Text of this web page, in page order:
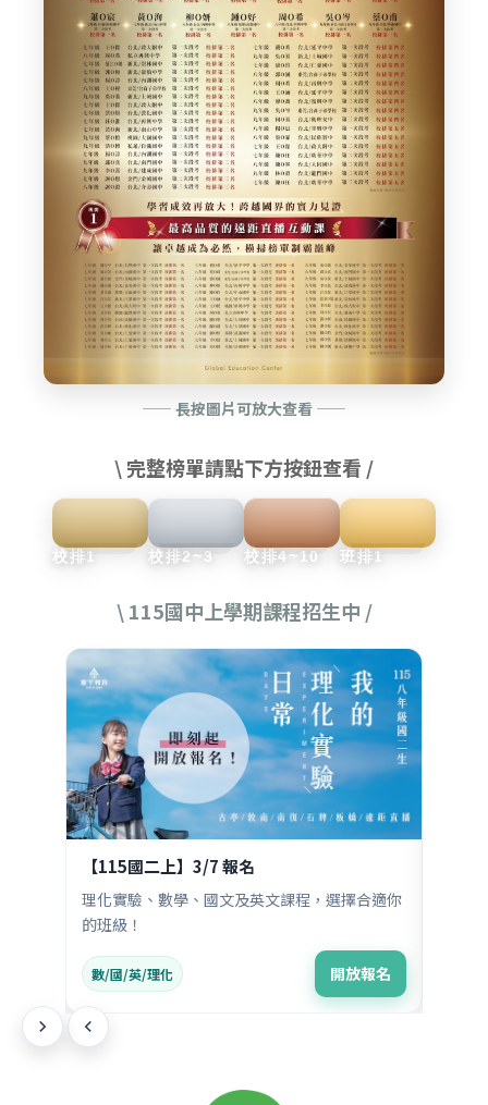
—— 長按圖片可放大查看 ——
\ 完整榜單請點下方按鈕查看 /
校排1 校排2~3 校排4~10 班排1
\ 115國中上學期課程招生中 /
1 月
【115國二上】3/7 報名
理化實驗、數學、國文及英文課程，選擇合適你
的班級！
數/國/英/理化 開放報名